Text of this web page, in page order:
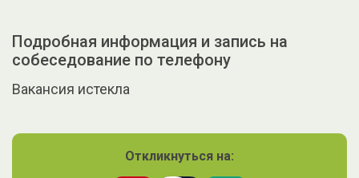
Подробная информация и запись на
собеседование по телефону
Вакансия истекла
Откликнуться на: